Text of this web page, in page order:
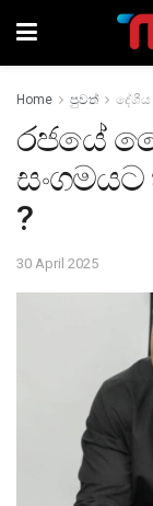
Home පුවත් දේශීය
රජයේ
?
30 April 2025